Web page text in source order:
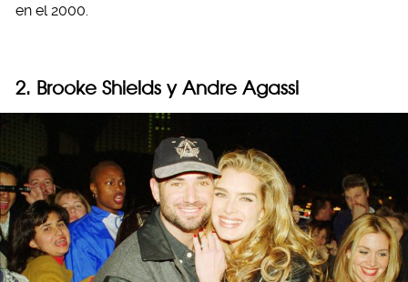
en el 2000.
2. Brooke Shields y Andre Agassi